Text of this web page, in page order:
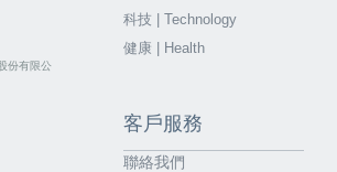
份有限公
科技 | Technology
健康 | Health
客戶服務
聯絡我們